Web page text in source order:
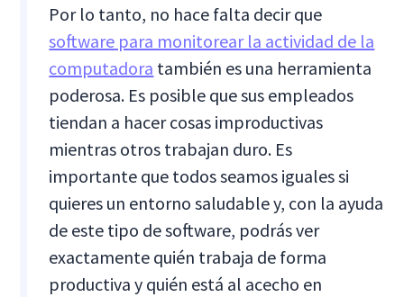
Por lo tanto, no hace falta decir que
software para monitorear la actividad de la
computadora también es una herramienta
poderosa. Es posible que sus empleados
tiendan a hacer cosas improductivas
mientras otros trabajan duro. Es
importante que todos seamos iguales si
quieres un entorno saludable y, con la ayuda
de este tipo de software, podrás ver
exactamente quién trabaja de forma
productiva y quién está al acecho en